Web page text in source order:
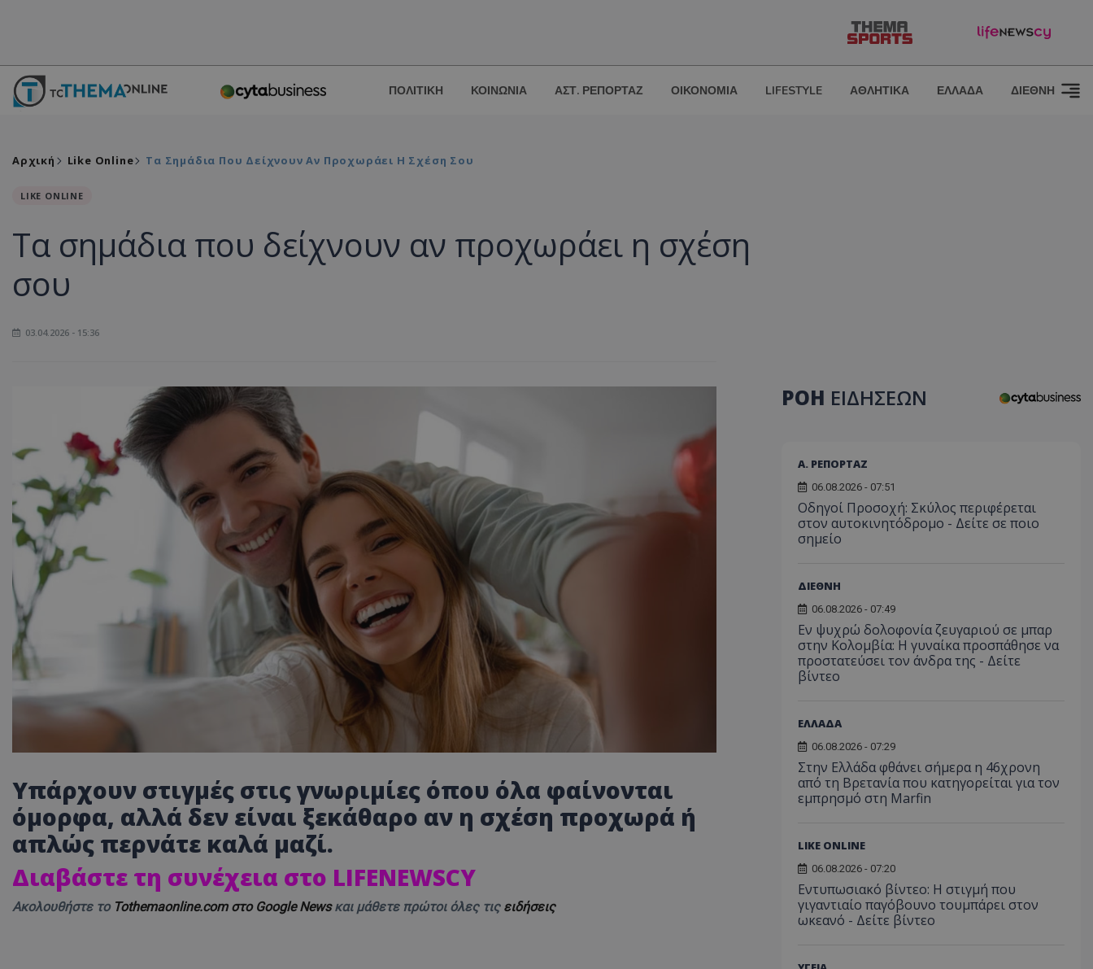
ΠΟΛΙΤΙΚΗ ΚΟΙΝΩΝΙΑ ΑΣΤ. ΡΕΠΟΡΤΑΖ ΟΙΚΟΝΟΜΙΑ LIFESTYLE ΑΘΛΗΤΙΚΑ ΕΛΛΑΔΑ ΔΙΕΘΝΗ
Αρχική Like Online Τα Σημάδια Που Δείχνουν Αν Προχωράει Η Σχέση Σου
LIKE ONLINE
Τα σημάδια που δείχνουν αν προχωράει η σχέση
σου
03.04.2026 - 15:36
Υπάρχουν στιγμές στις γνωριμίες όπου όλα φαίνονται
όμορφα, αλλά δεν είναι ξεκάθαρο αν η σχέση προχωρά ή
απλώς περνάτε καλά μαζί.
Διαβάστε τη συνέχεια στο LIFENEWSCY
Ακολουθήστε το Tothemaonline.com στο Google Newsκαι μάθετε πρώτοι όλες τις ειδήσεις
ΡΟΗ ΕΙΔΗΣΕΩΝ
Α. ΡΕΠΟΡΤΑΖ
06.08.2026 - 07:51
Οδηγοί Προσοχή: Σκύλος περιφέρεται
στον αυτοκινητόδρομο - Δείτε σε ποιο
σημείο
ΔΙΕΘΝΗ
06.08.2026 - 07:49
Εν ψυχρώ δολοφονία ζευγαριού σε μπαρ
στην Κολομβία: Η γυναίκα προσπάθησε να
προστατεύσει τον άνδρα της - Δείτε
βίντεο
ΕΛΛΑΔΑ
06.08.2026 - 07:29
Στην Ελλάδα φθάνει σήμερα η 46χρονη
από τη Βρετανία που κατηγορείται για τον
εμπρησμό στη Marfin
LIKE ONLINE
06.08.2026 - 07:20
Εντυπωσιακό βίντεο: Η στιγμή που
γιγαντιαίο παγόβουνο τουμπάρει στον
ωκεανό - Δείτε βίντεο